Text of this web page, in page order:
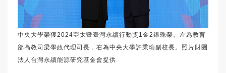
中央大學榮獲2024亞太暨臺灣永續行動獎1金2銀殊榮。左為教育
部高教司梁學政代理司長，右為中央大學許秉瑜副校長。照片財團
法人台灣永續能源研究基金會提供